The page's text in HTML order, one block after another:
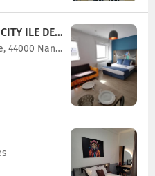
APPART-HOTEL MER & GOLF CITY ILE DE NANTES
Nantes